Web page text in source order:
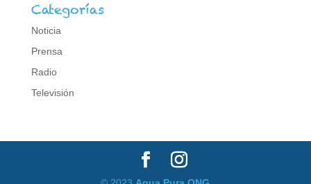
Categorías
Noticia
Prensa
Radio
Televisión